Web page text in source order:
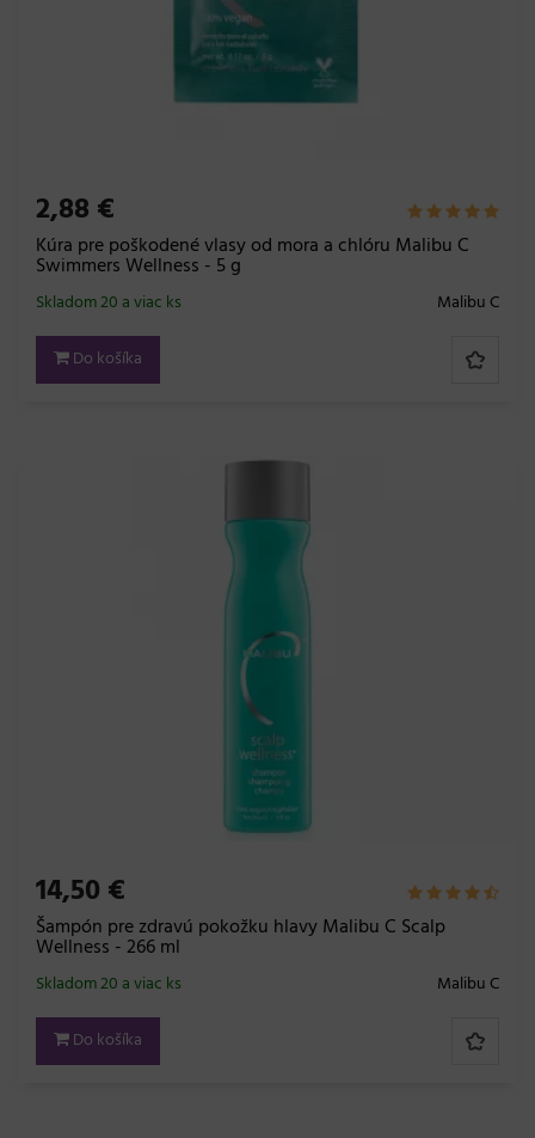
2,88 €
Kúra pre poškodené vlasy od mora a chlóru Malibu C
Swimmers Wellness - 5 g
Malibu C
Skladom 20 a viac ks
Do košíka
14,50 €
Šampón pre zdravú pokožku hlavy Malibu C Scalp
Wellness - 266 ml
Malibu C
Skladom 20 a viac ks
Do košíka